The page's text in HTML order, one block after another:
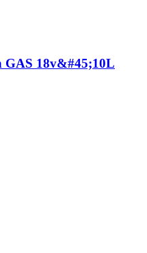
GAS 18v&#45;10L